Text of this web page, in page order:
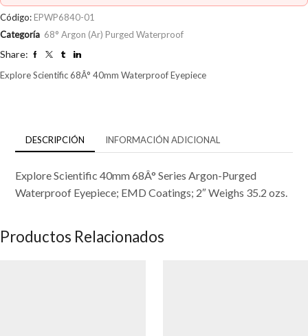
Código: EPWP6840-01
Categoría 68° Argon (Ar) Purged Waterproof
Share:
Explore Scientific 68Â° 40mm Waterproof Eyepiece
DESCRIPCIÓN INFORMACIÓN ADICIONAL
Explore Scientific 40mm 68Â° Series Argon-Purged
Waterproof Eyepiece; EMD Coatings; 2″ Weighs 35.2 ozs.
Productos Relacionados